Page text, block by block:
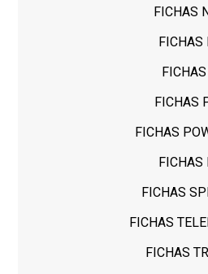
FICHAS
FICHAS
FICHAS
FICHAS
FICHAS
FICHAS
FICHAS
FICHAS